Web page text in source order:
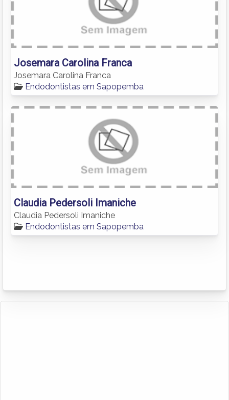
Josemara Carolina Franca
Josemara Carolina Franca
Endodontistas em Sapopemba
Claudia Pedersoli Imaniche
Claudia Pedersoli Imaniche
Endodontistas em Sapopemba